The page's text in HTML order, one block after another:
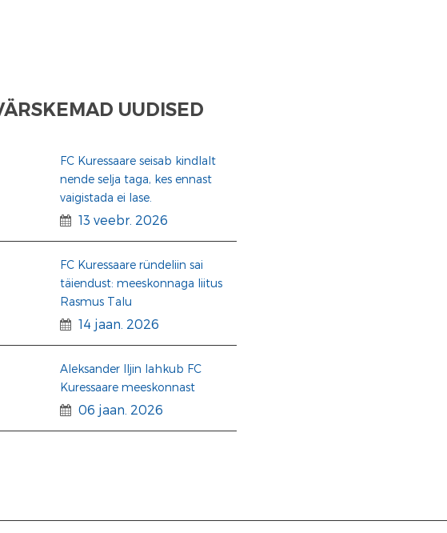
UUDISED
FC Kuressaare seisab kindlalt
nende selja taga, kes ennast
vaigistada ei lase.
13 veebr. 2026
FC Kuressaare ründeliin sai
täiendust: meeskonnaga liitus
Rasmus Talu
14 jaan. 2026
Aleksander Iljin lahkub FC
Kuressaare meeskonnast
06 jaan. 2026